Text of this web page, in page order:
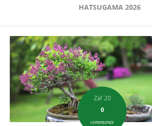
HATSUGAMA 2026
Zář 20
0
comments